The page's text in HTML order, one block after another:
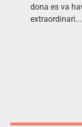
dona es va
extraordinari...